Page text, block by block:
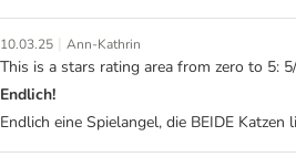
10.03.25 | Ann-Kathrin
This is a stars rating area from zero to 5:
Endlich!
Endlich eine Spielangel, die BEIDE